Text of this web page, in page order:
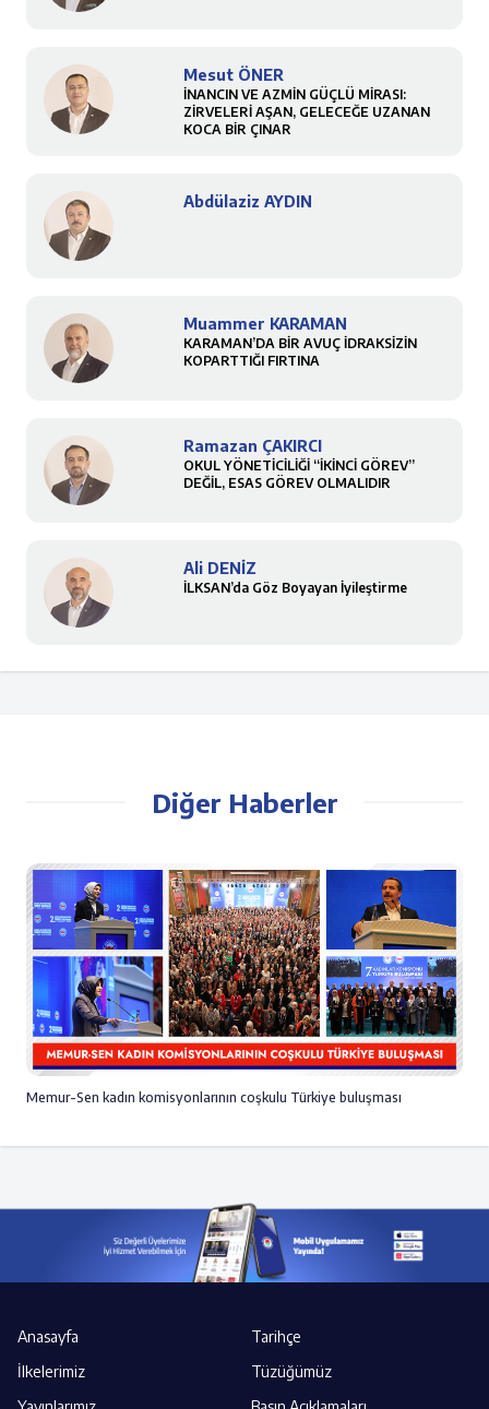
Mesut ÖNER
İNANCIN VE AZMİN GÜÇLÜ MİRASI:
ZİRVELERİ AŞAN, GELECEĞE UZANAN
KOCA BİR ÇINAR
Abdülaziz AYDIN
Muammer KARAMAN
KARAMAN’DA BİR AVUÇ İDRAKSİZİN
KOPARTTIĞI FIRTINA
Ramazan ÇAKIRCI
OKUL YÖNETİCİLİĞİ “İKİNCİ GÖREV”
DEĞİL, ESAS GÖREV OLMALIDIR
Ali DENİZ
İLKSAN’da Göz Boyayan İyileştirme
Diğer Haberler
Memur-Sen kadın komisyonlarının coşkulu Türkiye buluşması
Anasayfa
Tarihçe
İlkelerimiz
Tüzüğümüz